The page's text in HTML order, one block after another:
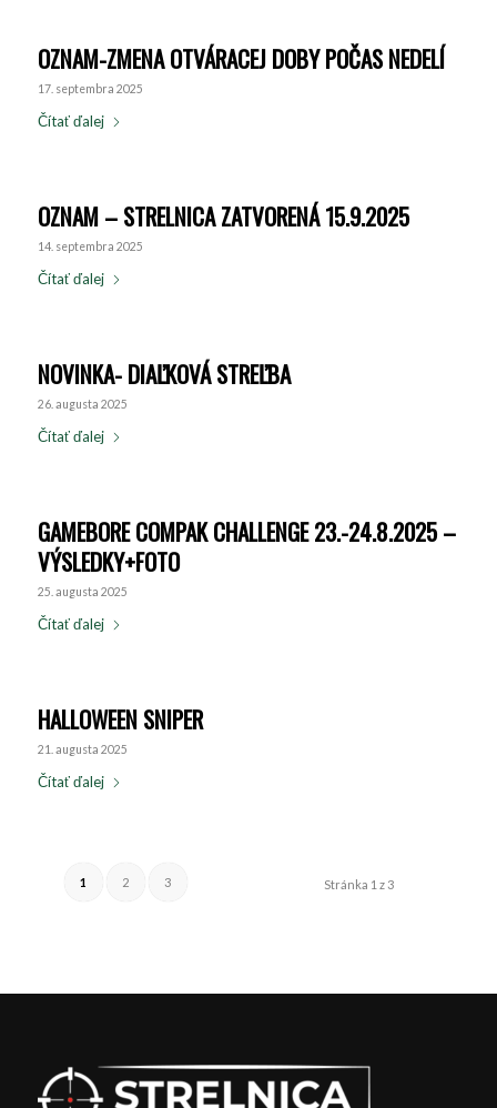
OZNAM-ZMENA OTVÁRACEJ DOBY POČAS NEDELÍ
17. septembra 2025
Čítať ďalej
OZNAM – STRELNICA ZATVORENÁ 15.9.2025
14. septembra 2025
Čítať ďalej
NOVINKA- DIAĽKOVÁ STREĽBA
26. augusta 2025
Čítať ďalej
GAMEBORE COMPAK CHALLENGE 23.-24.8.2025 –
VÝSLEDKY+FOTO
25. augusta 2025
Čítať ďalej
HALLOWEEN SNIPER
21. augusta 2025
Čítať ďalej
Stránka 1 z 3
1 2 3